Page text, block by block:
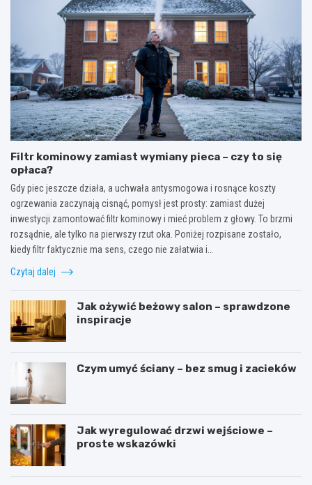
Filtr kominowy zamiast wymiany pieca – czy to się
opłaca?
Gdy piec jeszcze działa, a uchwała antysmogowa i rosnące koszty
ogrzewania zaczynają cisnąć, pomysł jest prosty: zamiast dużej
inwestycji zamontować filtr kominowy i mieć problem z głowy. To brzmi
rozsądnie, ale tylko na pierwszy rzut oka. Poniżej rozpisane zostało,
kiedy filtr faktycznie ma sens, czego nie załatwia i…
Czytaj dalej
Jak ożywić beżowy salon – sprawdzone
inspiracje
Czym umyć ściany – bez smug i zacieków
Jak wyregulować drzwi wejściowe –
proste wskazówki